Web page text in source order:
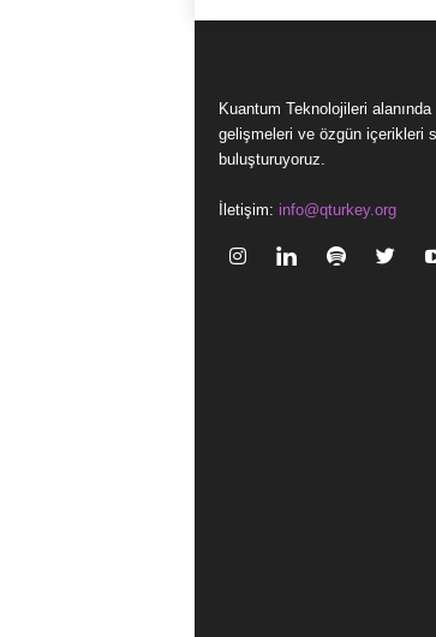
Kuantum Teknolojileri
gelişmeleri ve özgün içerikleri
buluşturuyoruz.
İletişim: info@qturkey.org